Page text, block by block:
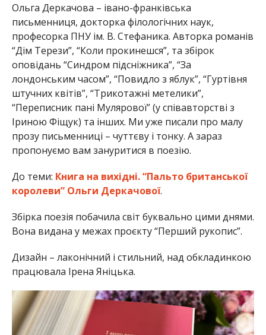
Ольга Деркачова – івано-франківська
письменниця, докторка філологічних наук,
професорка ПНУ ім. В. Стефаника. Авторка романів
“Дім Терези”, “Коли прокинешся”, та збірок
оповідань “Синдром підсніжника”, “За
лондонським часом”, “Повидло з яблук”, “Гуртівня
штучних квітів”, “Трикотажні метелики”,
“Переписник пані Мулярової” (у співавторстві з
Іриною Фіщук) та інших. Ми уже писали про малу
прозу письменниці – чуттєву і тонку. А зараз
пропонуємо вам зануритися в поезію.
До теми: Книга на вихідні. “Пальто британської
королеви” Ольги Деркачової.
Збірка поезія побачила світ буквально цими днями.
Вона видана у межах проєкту “Перший рукопис”.
Дизайн – лаконічний і стильний, над обкладинкою
працювала Ірена Яніцька.